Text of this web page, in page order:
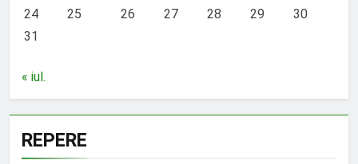
24
25 26 27 28 29
30
31
« iul.
REPERE